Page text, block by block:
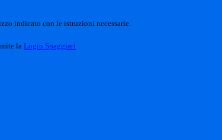
indicato con le istruzioni necessarie.
la Login Spaggiari